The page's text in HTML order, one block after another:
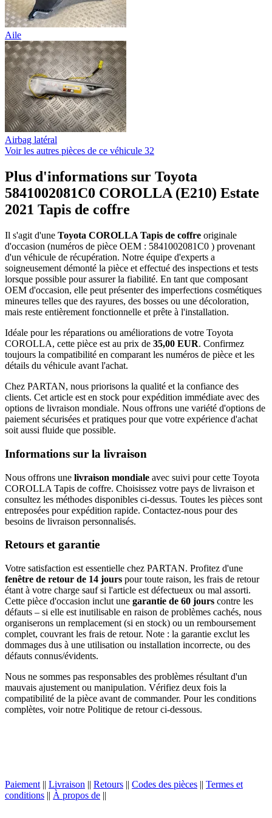
Aile
Airbag latéral
Voir les autres pièces de ce véhicule 32
Plus d'informations sur Toyota
5841002081C0 COROLLA (E210) Estate
2021 Tapis de coffre
Il s'agit d'une Toyota COROLLA Tapis de coffre originale
d'occasion (numéros de pièce OEM : 5841002081C0 ) provenant
d'un véhicule de récupération. Notre équipe d'experts a
soigneusement démonté la pièce et effectué des inspections et tests
lorsque possible pour assurer la fiabilité. En tant que composant
OEM d'occasion, elle peut présenter des imperfections cosmétiques
mineures telles que des rayures, des bosses ou une décoloration,
mais reste entièrement fonctionnelle et prête à l'installation.
Idéale pour les réparations ou améliorations de votre Toyota
COROLLA, cette pièce est au prix de 35,00 EUR. Confirmez
toujours la compatibilité en comparant les numéros de pièce et les
détails du véhicule avant l'achat.
Chez PARTAN, nous priorisons la qualité et la confiance des
clients. Cet article est en stock pour expédition immédiate avec des
options de livraison mondiale. Nous offrons une variété d'options de
paiement sécurisées et pratiques pour que votre expérience d'achat
soit aussi fluide que possible.
Informations sur la livraison
Nous offrons une livraison mondiale avec suivi pour cette Toyota
COROLLA Tapis de coffre. Choisissez votre pays de livraison et
consultez les méthodes disponibles ci-dessus. Toutes les pièces sont
entreposées pour expédition rapide. Contactez-nous pour des
besoins de livraison personnalisés.
Retours et garantie
Votre satisfaction est essentielle chez PARTAN. Profitez d'une
fenêtre de retour de 14 jours pour toute raison, les frais de retour
étant à votre charge sauf si l'article est défectueux ou mal assorti.
Cette pièce d'occasion inclut une garantie de 60 jours contre les
défauts – si elle est inutilisable en raison de problèmes cachés, nous
organiserons un remplacement (si en stock) ou un remboursement
complet, couvrant les frais de retour. Note : la garantie exclut les
dommages dus à une utilisation ou installation incorrecte, ou des
défauts connus/évidents.
Nous ne sommes pas responsables des problèmes résultant d'un
mauvais ajustement ou manipulation. Vérifiez deux fois la
compatibilité de la pièce avant de commander. Pour les conditions
complètes, voir notre Politique de retour ci-dessous.
Paiement || Livraison || Retours || Codes des pièces || Termes et
conditions || À propos de ||